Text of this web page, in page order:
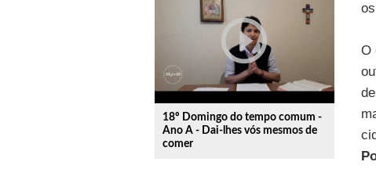
play_circle_outline
18º Domingo do tempo comum -
Ano A - Dai-lhes vós mesmos de
comer
O